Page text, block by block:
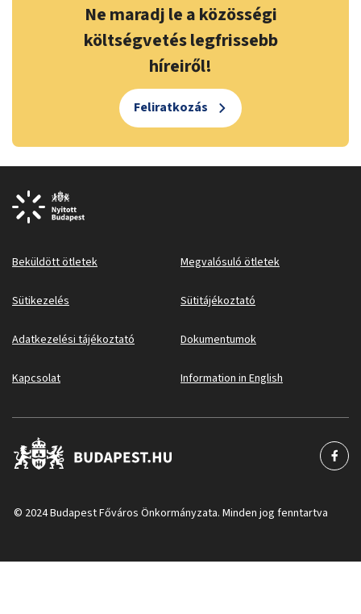
Ne maradj le a közösségi
költségvetés legfrissebb
híreiről!
Feliratkozás
Beküldött ötletek Megvalósuló ötletek
Sütikezelés Sütitájékoztató
Adatkezelési tájékoztató Dokumentumok
Kapcsolat Information in English
© 2024 Budapest Főváros Önkormányzata. Minden jog fenntartva